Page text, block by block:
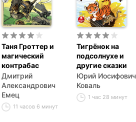
Таня Гроттер и
магический
контрабас
Дмитрий
Александрович
Емец
11 часов 6 минут
Тигрёнок на
подсолнухе и
другие сказки
Юрий Иосифович
Коваль
1 час 28 минут